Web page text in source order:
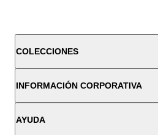
COLECCIONES
INFORMACIÓN CORPORATIVA
AYUDA